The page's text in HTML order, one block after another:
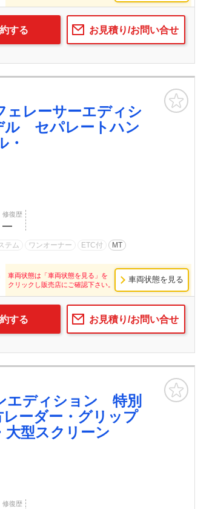
お見積り/お問い合せ
する
ェレーサーエディシ
ル セパレートハン
・
修復歴
―
テム ワンオーナー ETC付 MT
車両状態は「車両状態を見る」を
クリックし販売店にご確認下さい。
車両状態を見る
お見積り/お問い合せ
する
エディション 特別
ーダー・グリップ
大型スクリーン
修復歴